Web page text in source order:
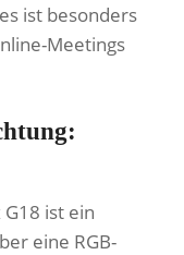
ist besonders
Meetings
G18 ist ein
eine RGB-